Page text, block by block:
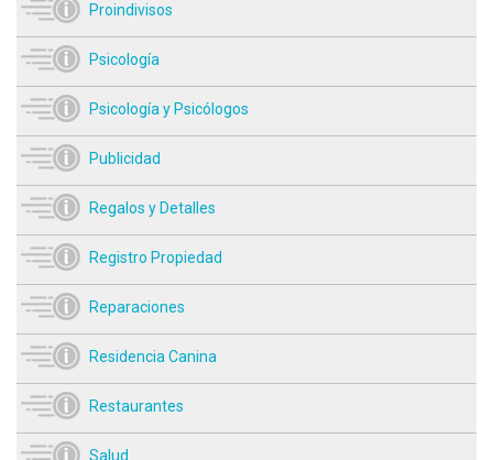
Proindivisos
Psicología
Psicología y Psicólogos
Publicidad
Regalos y Detalles
Registro Propiedad
Reparaciones
Residencia Canina
Restaurantes
Salud